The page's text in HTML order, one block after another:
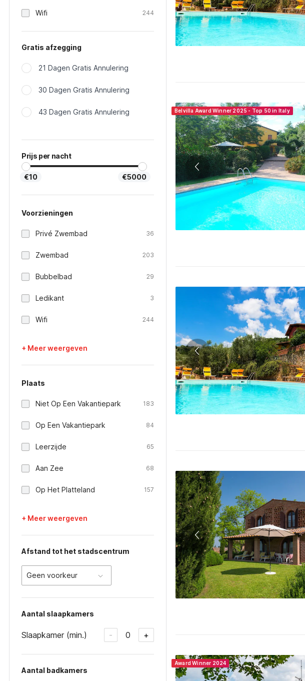
Wifi 244
Gratis afzegging
21 Dagen Gratis Annulering
30 Dagen Gratis Annulering
43 Dagen Gratis Annulering
Prijs per nacht
€10 €5000
Voorzieningen
Privé Zwembad 36
Zwembad 203
Bubbelbad 29
Ledikant 3
Wifi 244
+ Meer weergeven
Plaats
Niet Op Een Vakantiepark 183
Op Een Vakantiepark 84
Leerzijde 65
Aan Zee 68
Op Het Platteland 157
+ Meer weergeven
Afstand tot het stadscentrum
Geen voorkeur
Aantal slaapkamers
Slaapkamer (min.) - 0 +
Aantal badkamers
Belvilla Award Winner 2025 - Top 50 in Italy
Award Winner 2024